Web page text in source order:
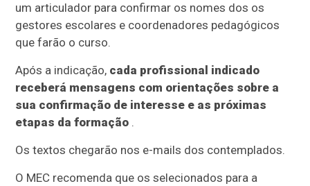
um articulador para confirmar os nomes dos os
gestores escolares e coordenadores pedagógicos
que farão o curso.
Após a indicação, cada profissional indicado
receberá mensagens com orientações sobre a
sua confirmação de interesse e as próximas
etapas da formação .
Os textos chegarão nos e-mails dos contemplados.
O MEC recomenda que os selecionados para a